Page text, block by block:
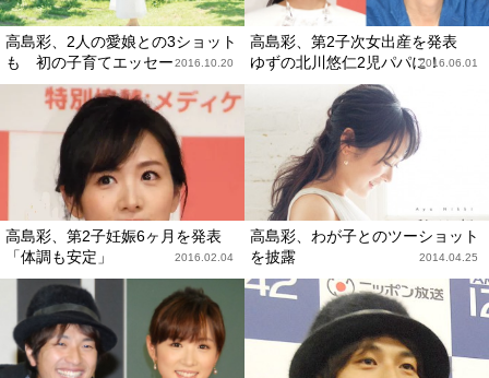
高島彩、2人の愛娘との3ショット
も 初の子育てエッセー2016.10.20
高島彩、第2子次女出産を発表
ゆずの北川悠仁2児パパに！2016.06.01
高島彩、第2子妊娠6ヶ月を発表
「体調も安定」
2016.02.04
高島彩、わが子とのツーショット
を披露
2014.04.25